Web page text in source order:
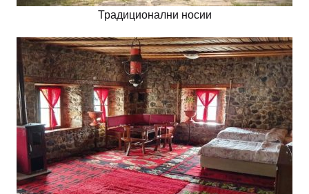
Традиционални носии